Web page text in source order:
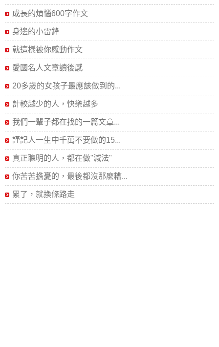
成長的煩惱600字作文
身邊的小雷鋒
就這樣被你感動作文
愛國名人文章讀後感
20多歲的女孩子最應該做到的...
計較越少的人，快樂越多
我們一輩子都在找的一篇文章...
謹記人一生中千萬不要做的15...
真正聰明的人，都在做"減法"
你苦苦擔憂的，最後都沒那麼糟...
累了，就換條路走